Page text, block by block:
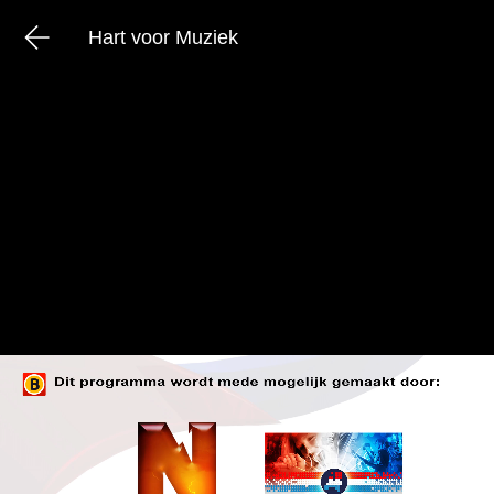
Hart voor Muziek